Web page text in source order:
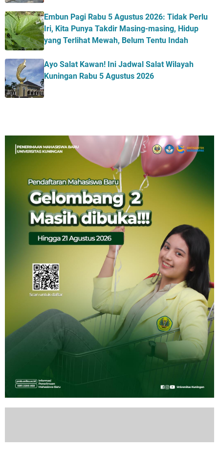
Embun Pagi Rabu 5 Agustus 2026: Tidak Perlu
Iri, Kita Punya Takdir Masing-masing, Hidup
yang Terlihat Mewah, Belum Tentu Indah
Ayo Salat Kawan! Ini Jadwal Salat Wilayah
Kuningan Rabu 5 Agustus 2026